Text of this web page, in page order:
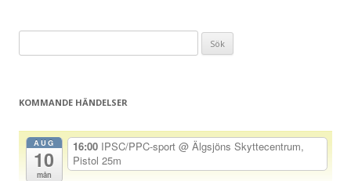
n
efter:
KOMMANDE HÄNDELSER
AUG
10
mån
16:00 IPSC/PPC-sport @ Älgsjöns Skyttecentrum,
Pistol 25m